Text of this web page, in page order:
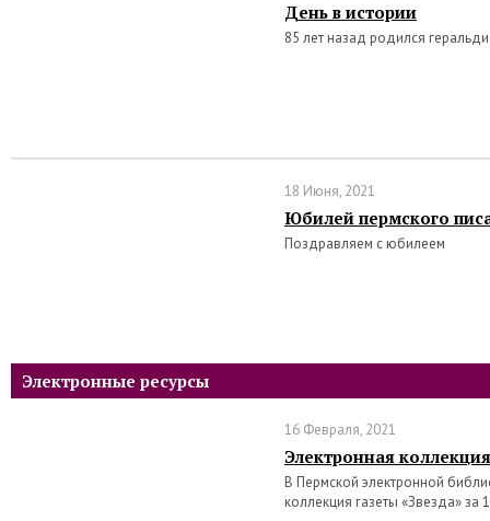
День в истории
85 лет назад родился
18 Июня, 2021
Юбилей пермского
Поздравляем с юбилеем
Электронные ресурсы
16 Февраля, 2021
Электронная
В Пермской электронной
коллекция газеты «Звезда» за